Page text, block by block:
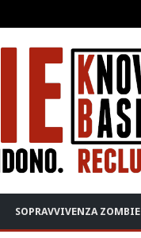
SOPRAVVIVENZA ZOMBIE